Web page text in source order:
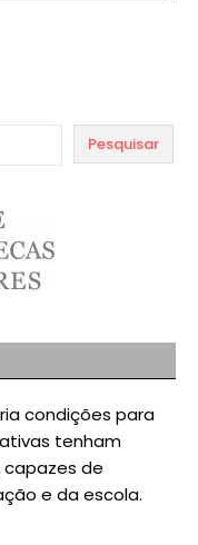
Pesquisar
condições para
tenham
de
e da escola.